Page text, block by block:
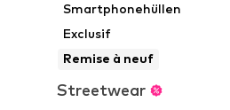
Smartphonehüllen
Exclusif
Remise à neuf
Streetwear